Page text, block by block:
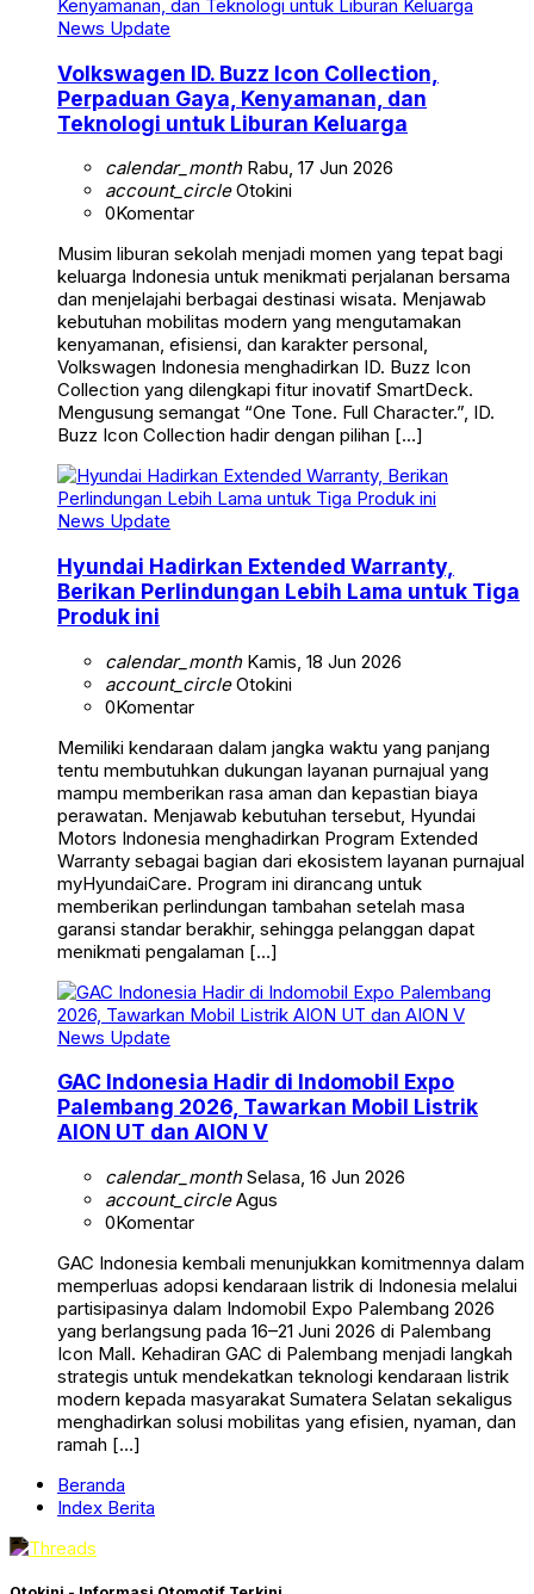
News Update
Volkswagen ID. Buzz Icon Collection,
Perpaduan Gaya, Kenyamanan, dan
Teknologi untuk Liburan Keluarga
calendar_monthRabu, 17 Jun 2026
account_circleOtokini
0Komentar
Musim liburan sekolah menjadi momen yang tepat bagi
keluarga Indonesia untuk menikmati perjalanan bersama
dan menjelajahi berbagai destinasi wisata. Menjawab
kebutuhan mobilitas modern yang mengutamakan
kenyamanan, efisiensi, dan karakter personal,
Volkswagen Indonesia menghadirkan ID. Buzz Icon
Collection yang dilengkapi fitur inovatif SmartDeck.
Mengusung semangat “One Tone. Full Character.”, ID.
Buzz Icon Collection hadir dengan pilihan […]
News Update
Hyundai Hadirkan Extended Warranty,
Berikan Perlindungan Lebih Lama untuk Tiga
Produk ini
calendar_monthKamis, 18 Jun 2026
account_circleOtokini
0Komentar
Memiliki kendaraan dalam jangka waktu yang panjang
tentu membutuhkan dukungan layanan purnajual yang
mampu memberikan rasa aman dan kepastian biaya
perawatan. Menjawab kebutuhan tersebut, Hyundai
Motors Indonesia menghadirkan Program Extended
Warranty sebagai bagian dari ekosistem layanan purnajual
myHyundaiCare. Program ini dirancang untuk
memberikan perlindungan tambahan setelah masa
garansi standar berakhir, sehingga pelanggan dapat
menikmati pengalaman […]
News Update
GAC Indonesia Hadir di Indomobil Expo
Palembang 2026, Tawarkan Mobil Listrik
AION UT dan AION V
calendar_monthSelasa, 16 Jun 2026
account_circleAgus
0Komentar
GAC Indonesia kembali menunjukkan komitmennya dalam
memperluas adopsi kendaraan listrik di Indonesia melalui
partisipasinya dalam Indomobil Expo Palembang 2026
yang berlangsung pada 16–21 Juni 2026 di Palembang
Icon Mall. Kehadiran GAC di Palembang menjadi langkah
strategis untuk mendekatkan teknologi kendaraan listrik
modern kepada masyarakat Sumatera Selatan sekaligus
menghadirkan solusi mobilitas yang efisien, nyaman, dan
ramah […]
Beranda
Index Berita